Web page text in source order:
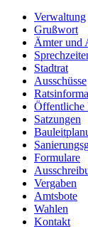
Verwaltung
Grußwort
Ämter und
Stadtrat
Ausschüsse
Öffentliche
Satzungen
Formulare
Vergaben
Amtsbote
Wahlen
Kontakt